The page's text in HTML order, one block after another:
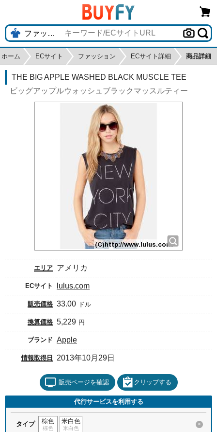
ホーム ECサイト ファッション ECサイト詳細 商品詳細
THE BIG APPLE WASHED BLACK MUSCLE TEE
ビッグアップルウォッシュブラックマッスルティー
エリア アメリカ
ECサイト lulus.com
販売価格 33.00 ドル
換算価格 5,229 円
ブランド Apple
情報取得日 2013年10月29日
販売ページを確認 クリップする
代行サービスを利用する
タイプ 棕色
棕色
米白色
米白色
×